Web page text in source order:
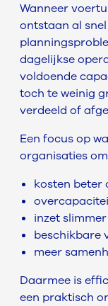
Wanneer
ontstaan al
dagelijkse
voldoende
toch te weinig
verdeeld of
Een focus op
organisaties
kosten beter
inzet
beschikbare
meer
Daarmee is
een praktisch